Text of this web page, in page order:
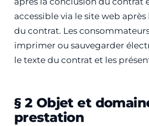
accessible via le site web
du contrat. Les
imprimer ou sauvegarder
le texte du contrat et les
§ 2 Objet et
prestation